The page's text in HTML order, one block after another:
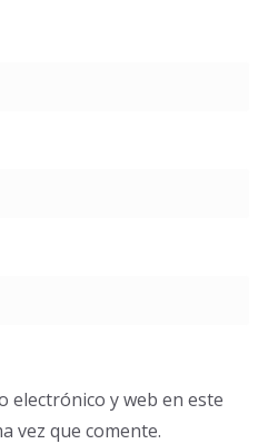
electrónico y web en este
vez que comente.